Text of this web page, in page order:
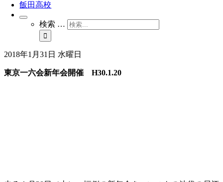
飯田高校
検索 …
2018年1月31日 水曜日
東京一六会新年会開催 H30.1.20